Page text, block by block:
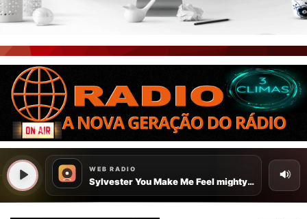
BOAS NOTÍCIAS...VIRAM MANCHETE!
CEARÁ BRASIL NOTÍCIAS
CEARÁ BRASIL MUNDO 1
BRASIL DE FATO
NOTÍCIAS GERAIS
CONECTE-SE
REGISTO